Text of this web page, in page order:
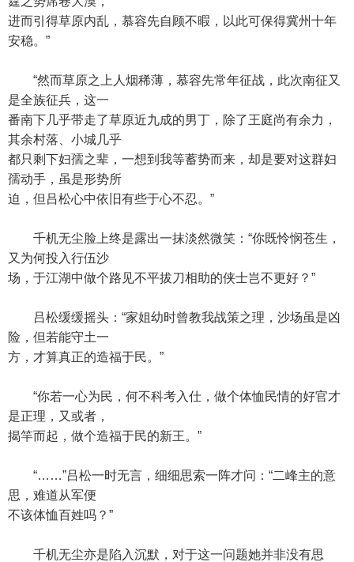
进而引得草原内乱，慕容先自顾不暇，以此可保得冀州十年
安稳。”
“然而草原之上人烟稀薄，慕容先常年征战，此次南征又
是全族征兵，这一
番南下几乎带走了草原近九成的男丁，除了王庭尚有余力，
其余村落、小城几乎
都只剩下妇孺之辈，一想到我等蓄势而来，却是要对这群妇
孺动手，虽是形势所
迫，但吕松心中依旧有些于心不忍。”
千机无尘脸上终是露出一抹淡然微笑：“你既怜悯苍生，
又为何投入行伍沙
场，于江湖中做个路见不平拔刀相助的侠士岂不更好？”
吕松缓缓摇头：“家姐幼时曾教我战策之理，沙场虽是凶
险，但若能守土一
方，才算真正的造福于民。”
“你若一心为民，何不科考入仕，做个体恤民情的好官才
是正理，又或者，
揭竿而起，做个造福于民的新王。”
“……”吕松一时无言，细细思索一阵才问：“二峰主的意
思，难道从军便
不该体恤百姓吗？”
千机无尘亦是陷入沉默，对于这一问题她并非没有思